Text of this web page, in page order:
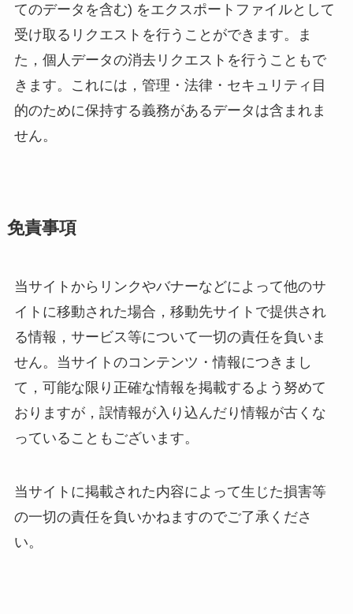
てのデータを含む) をエクスポートファイルとして
受け取るリクエストを行うことができます。ま
た，個人データの消去リクエストを行うこともで
きます。これには，管理・法律・セキュリティ目
的のために保持する義務があるデータは含まれま
せん。
免責事項
当サイトからリンクやバナーなどによって他のサ
イトに移動された場合，移動先サイトで提供され
る情報，サービス等について一切の責任を負いま
せん。当サイトのコンテンツ・情報につきまし
て，可能な限り正確な情報を掲載するよう努めて
おりますが，誤情報が入り込んだり情報が古くな
っていることもございます。
当サイトに掲載された内容によって生じた損害等
の一切の責任を負いかねますのでご了承くださ
い。